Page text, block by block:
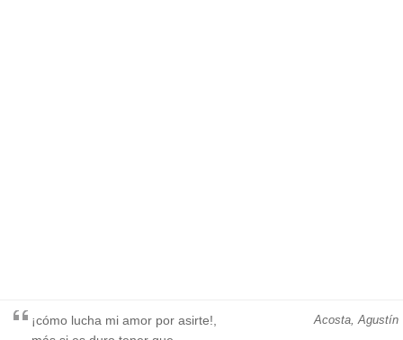
Acosta, Agustín
¡cómo lucha mi amor por asirte!,